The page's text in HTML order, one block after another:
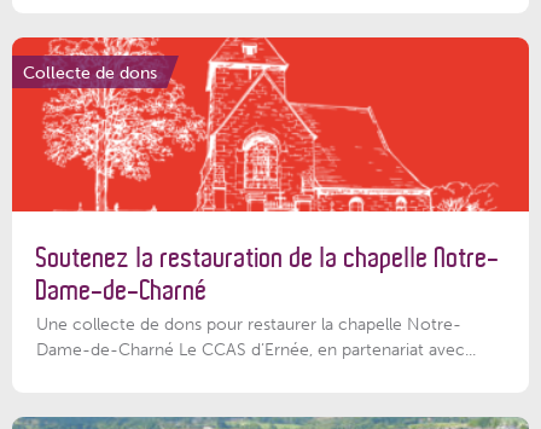
Collecte de dons
Soutenez la restauration de la chapelle Notre-
Dame-de-Charné
Une collecte de dons pour restaurer la chapelle Notre-
Dame-de-Charné Le CCAS d’Ernée, en partenariat avec...